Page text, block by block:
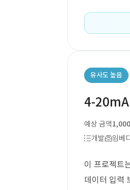
유사도 높음
4-20mA
예상 금액
개발
임베
이 프로젝트
데이터 입력